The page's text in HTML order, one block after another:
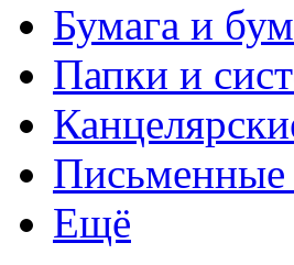
Бумага и
Папки и
Письменные
Ещё